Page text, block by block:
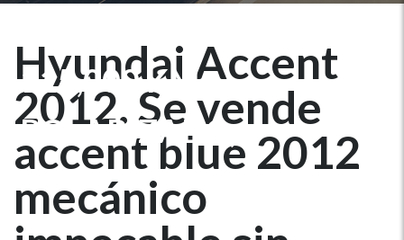
,115,000 KM
,POLARIZADO,
Hyundai Accent
2012. Se vende
accent blue 2012
mecánico